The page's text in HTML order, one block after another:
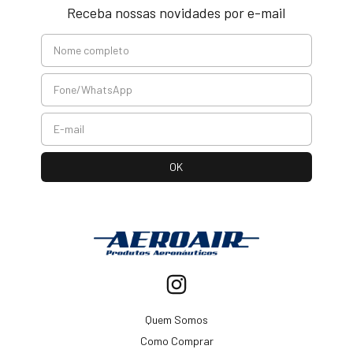
Receba nossas novidades por e-mail
Quem Somos
Como Comprar